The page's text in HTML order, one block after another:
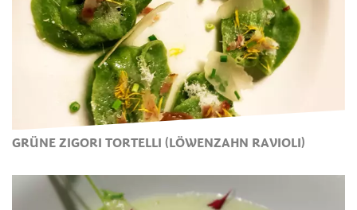
GRÜNE ZIGORI TORTELLI (LÖWENZAHN RAVIOLI)